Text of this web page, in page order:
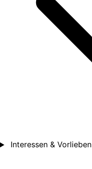
Interessen & Vorlieben